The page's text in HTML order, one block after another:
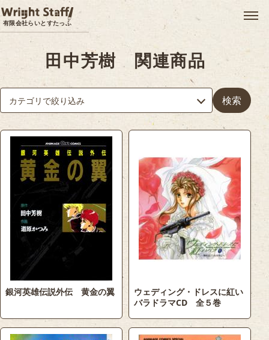
有限会社らいとすたっふ メ
田中芳樹 関連商品
検索
銀河英雄伝説外伝 黄金の翼
ウェディング・ドレスに紅い
バラドラマCD 全５巻